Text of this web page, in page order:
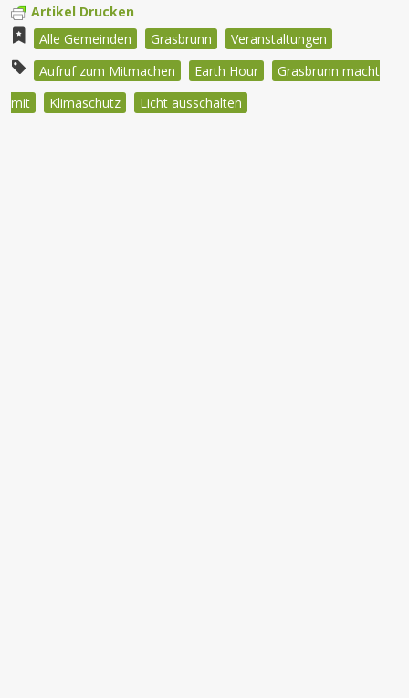
Artikel Drucken
Alle Gemeinden
Grasbrunn
Veranstaltungen
Aufruf zum Mitmachen
Earth Hour
Grasbrunn macht
mit
Klimaschutz Licht ausschalten